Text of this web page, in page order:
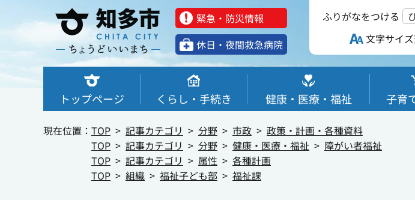
緊急・防災情報
休⽇・夜間救急病院
ふりがなをつける
文字サイ
トップページ くらし・手続き 健康・医療・福祉 子育
現在位置： TOP 記事カテゴリ 分野 市政
政策・計画・各種資料
TOP
記事カテゴリ 分野 健康・医療・福祉
障がい者福祉
TOP
記事カテゴリ 属性
各種計画
TOP
組織 福祉子ども部 福祉課